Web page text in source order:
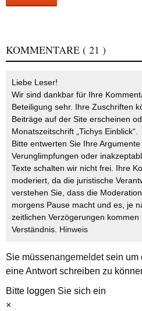
KOMMENTARE ( 21 )
Liebe Leser!
Wir sind dankbar für Ihre
Beteiligung sehr. Ihre Zuschriften
Beiträge auf der Site erscheinen
Monatszeitschrift „Tichys Einblick“.
Bitte entwerten Sie Ihre
Verunglimpfungen oder
Texte schalten wir nicht frei. Ihre
moderiert, da die juristische
verstehen Sie, dass die
morgens Pause macht und es, je
zeitlichen Verzögerungen
Verständnis. Hinweis
Sie müssenangemeldetsein um
eine Antwort schreiben zu
Bitte loggen Sie sich ein
×